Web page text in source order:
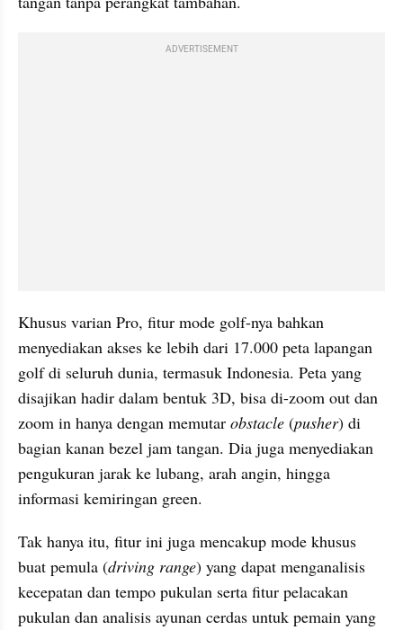
ADVERTISEMENT
Khusus varian Pro, fitur mode golf-nya bahkan
menyediakan akses ke lebih dari 17.000 peta lapangan
golf di seluruh dunia, termasuk Indonesia. Peta yang
disajikan hadir dalam bentuk 3D, bisa di-zoom out dan
zoom in hanya dengan memutar obstacle (pusher) di
bagian kanan bezel jam tangan. Dia juga menyediakan
pengukuran jarak ke lubang, arah angin, hingga
informasi kemiringan green.
Tak hanya itu, fitur ini juga mencakup mode khusus
buat pemula (driving range) yang dapat menganalisis
kecepatan dan tempo pukulan serta fitur pelacakan
pukulan dan analisis ayunan cerdas untuk pemain yang